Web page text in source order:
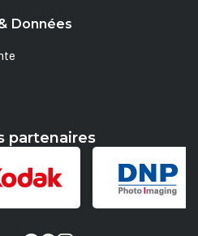
Données
partenaires